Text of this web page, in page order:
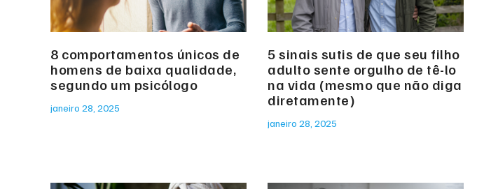
8 comportamentos únicos de
homens de baixa qualidade,
segundo um psicólogo
janeiro 28, 2025
5 sinais sutis de que seu filho
adulto sente orgulho de tê-lo
na vida (mesmo que não diga
diretamente)
janeiro 28, 2025